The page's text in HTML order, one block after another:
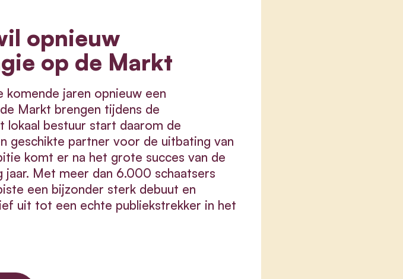
opnieuw
op de Markt
komende jaren opnieuw een
Markt brengen tijdens de
lokaal bestuur start daarom de
geschikte partner voor de uitbating van
komt er na het grote succes van de
Met meer dan 6.000 schaatsers
een bijzonder sterk debuut en
uit tot een echte publiekstrekker in het